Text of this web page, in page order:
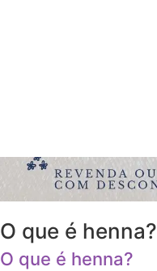
O que é henna?
O que é henna?